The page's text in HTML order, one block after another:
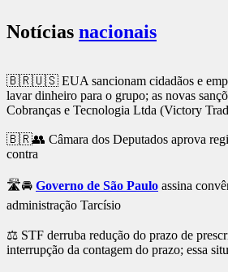
Notícias nacionais
🇧🇷🇺🇸 EUA sancionam cidadãos e
lavar dinheiro para o grupo; as novas
Cobranças e Tecnologia Ltda (Victory
🇧🇷👥 Câmara dos Deputados aprova
contra
🛣️🚘 Governo de São Paulo assina
administração Tarcísio
⚖️ STF derruba redução do prazo de
interrupção da contagem do prazo; essa